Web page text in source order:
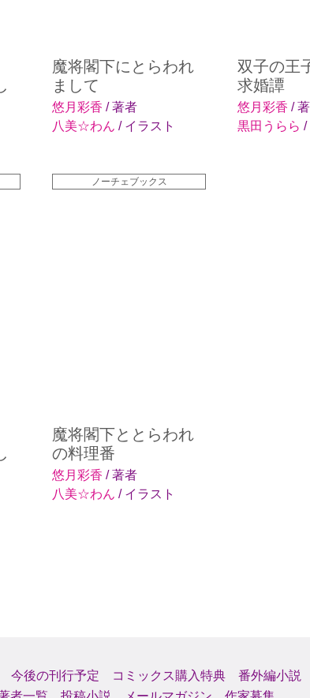
魔将閣下にとらわれ
まして
悠月彩香 / 著者
八美☆わん / イラスト
双子の王
求婚譚
悠月彩香 /
黒田うらら /
ノーチェブックス
魔将閣下ととらわれ
の料理番
悠月彩香 / 著者
八美☆わん / イラスト
今後の刊行予定 コミックス購入特典
番外編小説